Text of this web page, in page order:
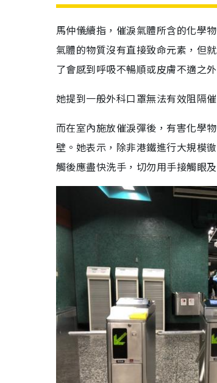
馬仲儀續指，催淚氣體所含的化學
氣體的物質沒有直接致命元素，但
了會感到呼吸不暢順或皮膚不適之
她提到一般外科口罩無法有效阻隔
而在室內施放催淚彈後，有害化學
壁。她表示，除非港鐵進行大規模
觸後應盡快洗手，切勿用手接觸眼